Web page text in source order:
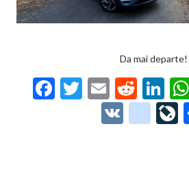
Da mai departe!
F T
w
itt
E
m
ai
R
e
d
Li
n
ke
V
g